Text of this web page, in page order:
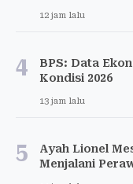
12 jam lalu
4
BPS: Data
Kondisi 2026
13 jam lalu
5
Ayah Lionel
Menjalani